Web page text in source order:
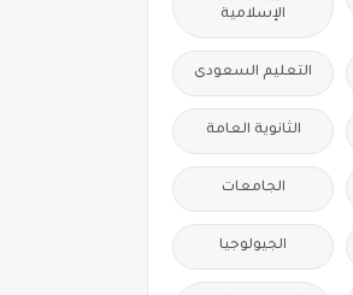
الإسلامية
التعليم السعودى
الثانوية العامة
الجامعات
الجيولوجيا